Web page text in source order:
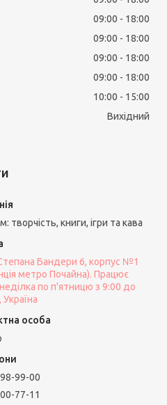
09:00
18:00
09:00
18:00
09:00
18:00
09:00
18:00
10:00
15:00
Вихідний
творчість, книги, ігри та кава
Бандери 6, корпус №1
метро Почайна). Працює
по п'ятницю з 9:00 до
Україна
99-00
77-11